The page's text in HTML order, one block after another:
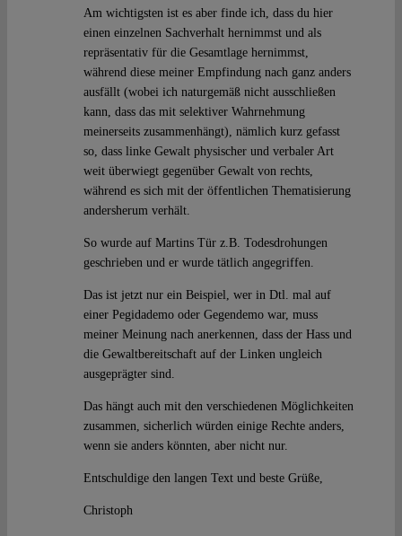
Am wichtigsten ist es aber finde ich, dass du hier
einen einzelnen Sachverhalt hernimmst und als
repräsentativ für die Gesamtlage hernimmst,
während diese meiner Empfindung nach ganz anders
ausfällt (wobei ich naturgemäß nicht ausschließen
kann, dass das mit selektiver Wahrnehmung
meinerseits zusammenhängt), nämlich kurz gefasst
so, dass linke Gewalt physischer und verbaler Art
weit überwiegt gegenüber Gewalt von rechts,
während es sich mit der öffentlichen Thematisierung
andersherum verhält.
So wurde auf Martins Tür z.B. Todesdrohungen
geschrieben und er wurde tätlich angegriffen.
Das ist jetzt nur ein Beispiel, wer in Dtl. mal auf
einer Pegidademo oder Gegendemo war, muss
meiner Meinung nach anerkennen, dass der Hass und
die Gewaltbereitschaft auf der Linken ungleich
ausgeprägter sind.
Das hängt auch mit den verschiedenen Möglichkeiten
zusammen, sicherlich würden einige Rechte anders,
wenn sie anders könnten, aber nicht nur.
Entschuldige den langen Text und beste Grüße,
Christoph